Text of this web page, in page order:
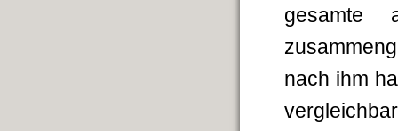
gesamte
nach ihm